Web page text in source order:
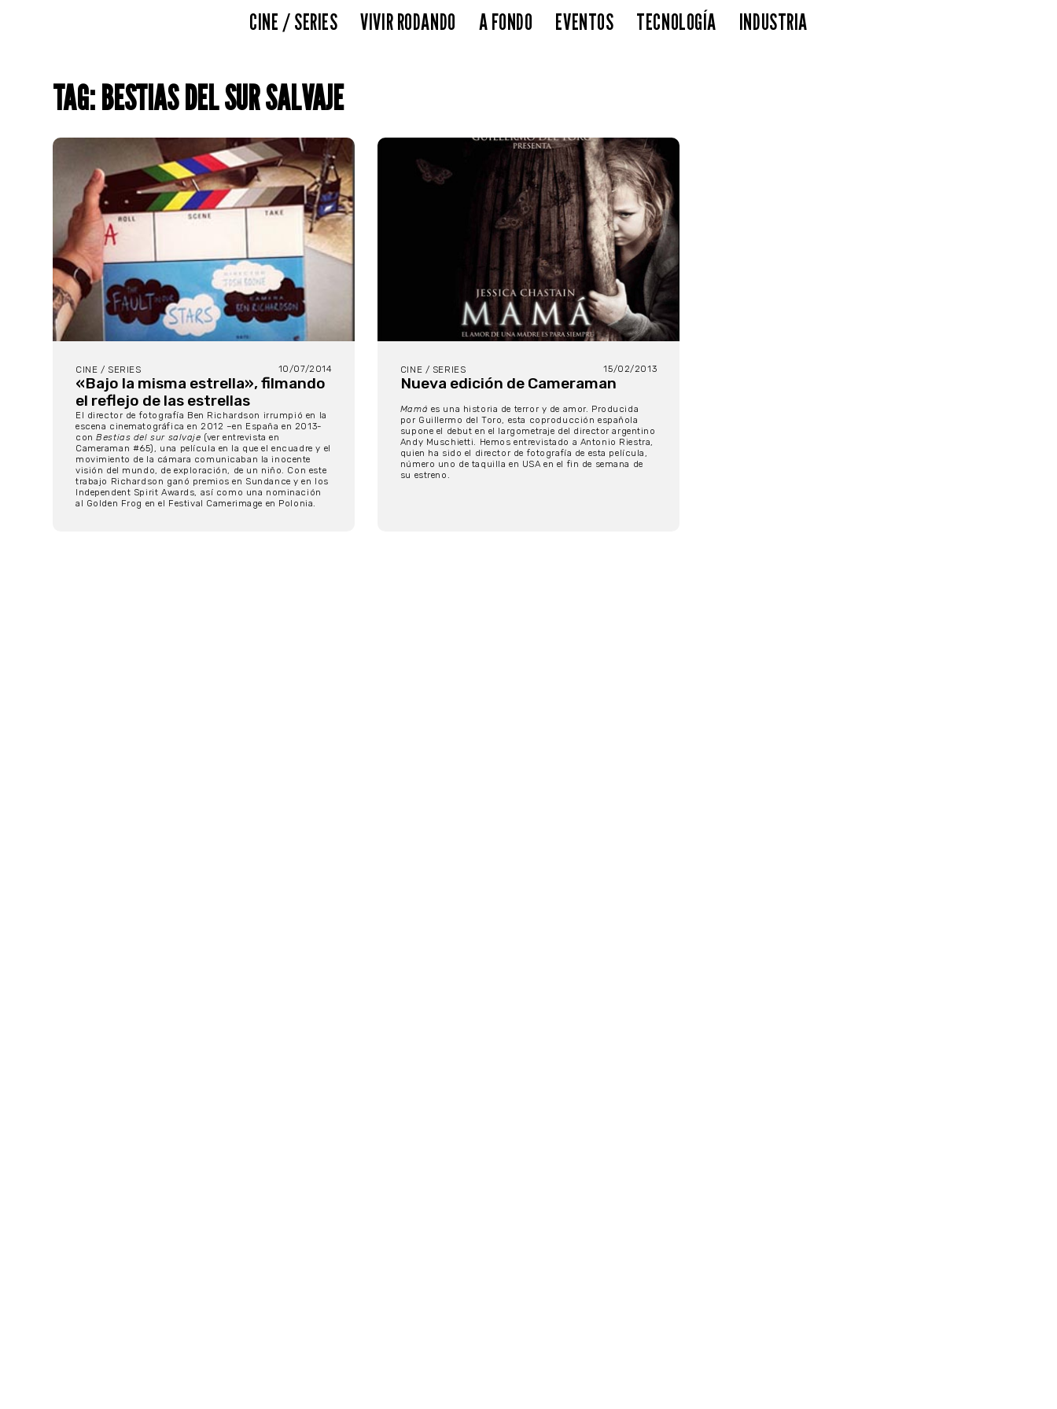
CINE / SERIES VIVIR RODANDO A FONDO EVENTOS TECNOLOGÍA INDUSTRIA
TAG: BESTIAS DEL SUR SALVAJE
CINE / SERIES 10/07/2014
«Bajo la misma estrella», filmando
el reflejo de las estrellas
El director de fotografía Ben Richardson irrumpió en la
escena cinematográfica en 2012 –en España en 2013-
conBestias del sur salvaje (ver entrevista en
Cameraman #65), una película en la que el encuadre y el
movimiento de la cámara comunicaban la inocente
visión del mundo, de exploración, de un niño. Con este
trabajo Richardson ganó premios en Sundance y en los
Independent Spirit Awards, así como una nominación
al Golden Frog en el Festival Camerimage en Polonia.
CINE / SERIES 15/02/2013
Nueva edición de Cameraman
Mamá es una historia de terror y de amor. Producida
por Guillermo del Toro, esta coproducción española
supone el debut en el largometraje del director argentino
Andy Muschietti. Hemos entrevistado a Antonio Riestra,
quien ha sido el director de fotografía de esta película,
número uno de taquilla en USA en el fin de semana de
su estreno.